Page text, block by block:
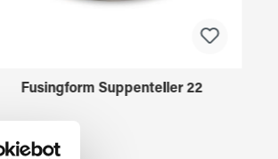
Fusingform Suppenteller 22